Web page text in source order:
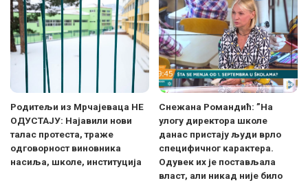
Родитељи из Мрчајеваца НЕ
ОДУСТАЈУ: Најавили нови
талас протеста, траже
одговорност виновника
насиља, школе, институција
Снежана Романдић: ”На
улогу директора школе
данас пристају људи врло
специфичног карактера.
Одувек их је постављала
власт, али никад није било